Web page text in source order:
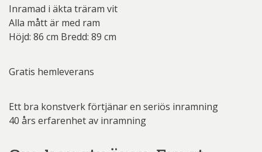
Inramad i äkta träram vit
Alla mått är med ram
Höjd: 86 cm Bredd: 89 cm
Gratis hemleverans
Ett bra konstverk förtjänar en seriös inramning
40 års erfarenhet av inramning